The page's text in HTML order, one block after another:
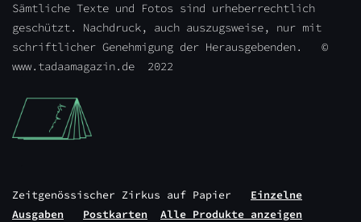
Sämtliche Texte und Fotos sind urheberrechtlich
geschützt. Nachdruck, auch auszugsweise, nur mit
schriftlicher Genehmigung der Herausgebenden. ©
www.tadaamagazin.de 2022
Zeitgenössischer Zirkus auf Papier
Einzelne
Ausgaben
Postkarten Alle Produkte anzeigen